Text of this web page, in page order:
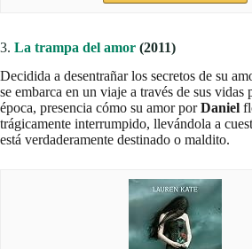
3. La trampa del amor (2011)
Decidida a desentrañar los secretos de su
se embarca en un viaje a través de sus vidas
época, presencia cómo su amor porDaniel
trágicamente interrumpido, llevándola a
está verdaderamente destinado o maldito.